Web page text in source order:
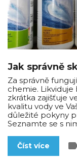
Jak správně
Za správně
chemie. Likviduje
zkrátka zajišťuje
kvalitu vody ve
důležité pokyny
Seznamte se s
Číst více